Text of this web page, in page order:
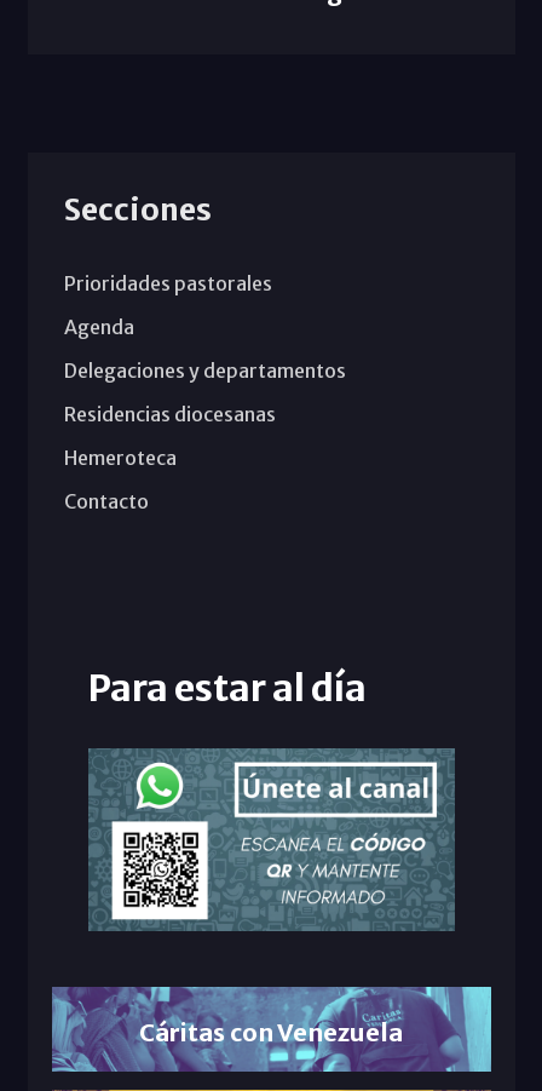
Secciones
Prioridades pastorales
Agenda
Delegaciones y departamentos
Residencias diocesanas
Hemeroteca
Contacto
Para estar al día
Cáritas con Venezuela